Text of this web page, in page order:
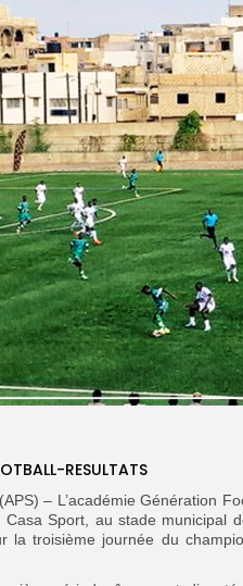
RESULTATS
– L’académie Génération
Sport, au stade municipal
la troisième journée du